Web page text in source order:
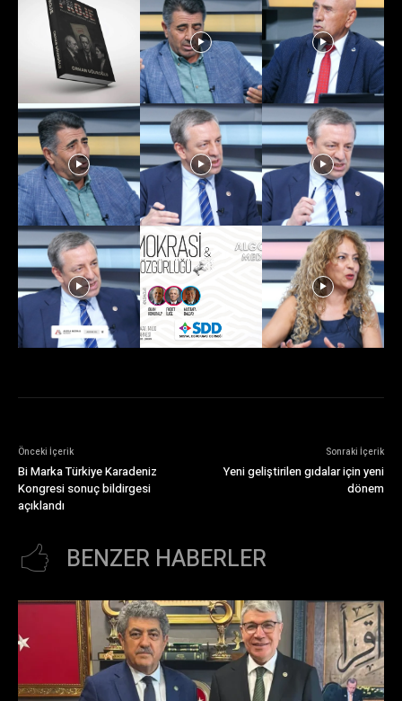
Önceki İçerik
Bi Marka Türkiye Karadeniz
Kongresi sonuç bildirgesi
açıklandı
Sonraki İçerik
Yeni geliştirilen gıdalar için yeni
dönem
BENZER HABERLER